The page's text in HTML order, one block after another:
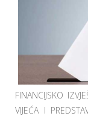
FINANCIJSKO
VIJEĆA I